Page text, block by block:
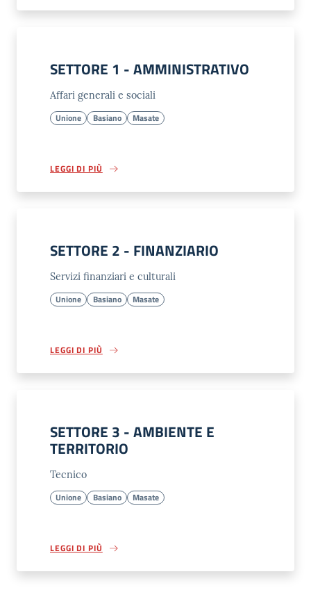
SETTORE 1 - AMMINISTRATIVO
Affari generali e sociali
Unione Basiano Masate
LEGGI DI PIÙ
SETTORE 2 - FINANZIARIO
Servizi finanziari e culturali
Unione Basiano Masate
LEGGI DI PIÙ
SETTORE 3 - AMBIENTE E
TERRITORIO
Tecnico
Unione Basiano Masate
LEGGI DI PIÙ